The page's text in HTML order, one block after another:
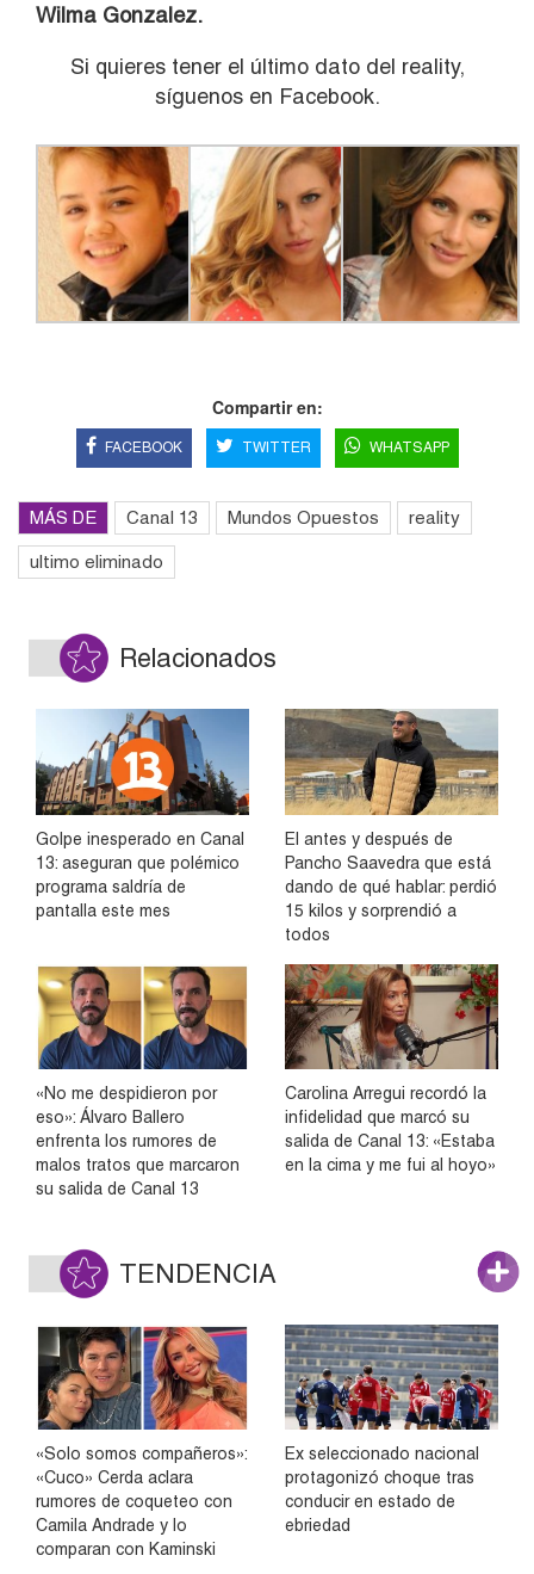
Wilma Gonzalez.
Si quieres tener el último dato del reality,
síguenos en Facebook.
Compartir en:
FACEBOOK TWITTER WHATSAPP
MÁS DE Canal 13 Mundos Opuestos reality
ultimo eliminado
Relacionados
Golpe inesperado en Canal
13: aseguran que polémico
programa saldría de
pantalla este mes
El antes y después de
Pancho Saavedra que está
dando de qué hablar: perdió
15 kilos y sorprendió a
todos
«No me despidieron por
eso»: Álvaro Ballero
enfrenta los rumores de
malos tratos que marcaron
su salida de Canal 13
Carolina Arregui recordó la
infidelidad que marcó su
salida de Canal 13: «Estaba
en la cima y me fui al hoyo»
TENDENCIA
«Solo somos compañeros»:
«Cuco» Cerda aclara
rumores de coqueteo con
Camila Andrade y lo
comparan con Kaminski
Ex seleccionado nacional
protagonizó choque tras
conducir en estado de
ebriedad